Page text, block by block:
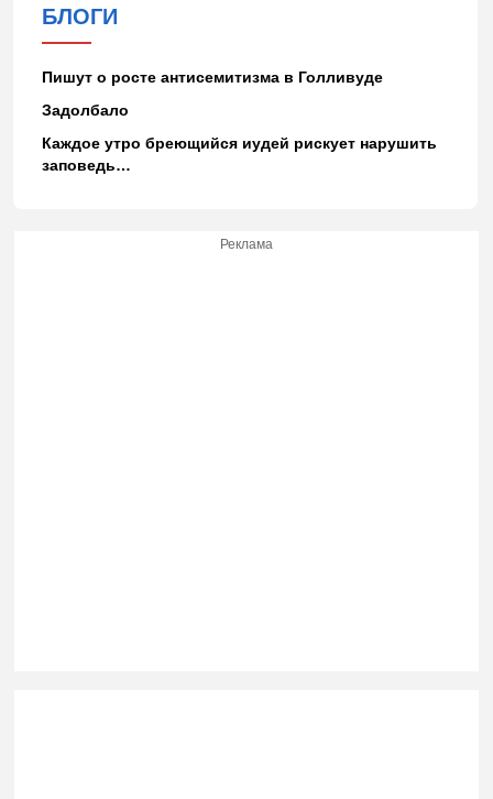
БЛОГИ
Пишут о росте антисемитизма в Голливуде
Задолбало
Каждое утро бреющийся иудей рискует нарушить
заповедь…
Реклама